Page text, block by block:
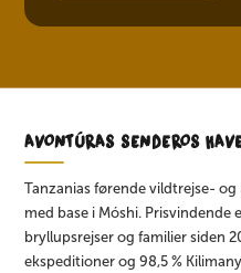
AVONTÚRAS SENDEROS
Tanzanias førende vildtrejse-
med base i Móshi.
bryllupsrejser og familier siden
ekspeditioner og 98,5 %